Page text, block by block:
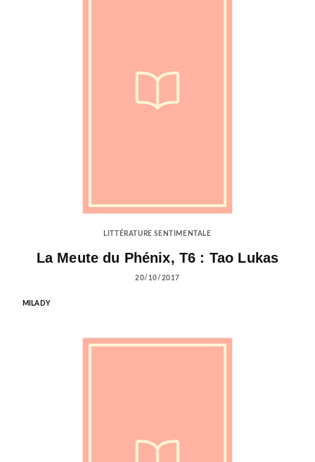
LITTÉRATURE SENTIMENTALE
La Meute du Phénix, T6 : Tao Lukas
20/10/2017
MILADY